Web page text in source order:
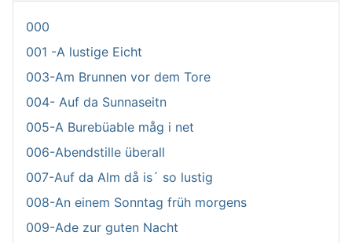
000
001 -A lustige Eicht
003-Am Brunnen vor dem Tore
004- Auf da Sunnaseitn
005-A Burebüable måg i net
006-Abendstille überall
007-Auf da Alm då is´ so lustig
008-An einem Sonntag früh morgens
009-Ade zur guten Nacht